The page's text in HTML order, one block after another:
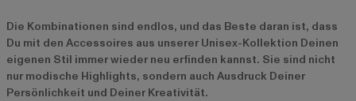
Die Kombinationen sind endlos, und das Beste daran ist, dass
Du mit den Accessoires aus unserer Unisex-Kollektion Deinen
eigenen Stil immer wieder neu erfinden kannst. Sie sind nicht
nur modische Highlights, sondern auch Ausdruck Deiner
Persönlichkeit und Deiner Kreativität.